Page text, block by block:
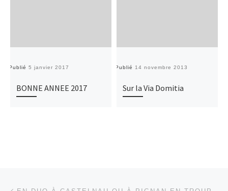
Publié 5 janvier 2017
BONNE ANNEE 2017
Publié 14 novembre 2013
Sur la Via Domitia
Parcourir les articles